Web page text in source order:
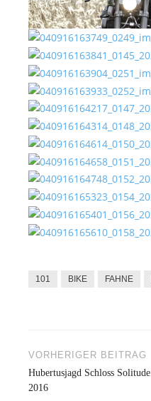
101 BIKE FAHNE
Beitragsnavigation
VORHERIGER BEITRAG
Hubertusjagd Schloss Solitude
2016